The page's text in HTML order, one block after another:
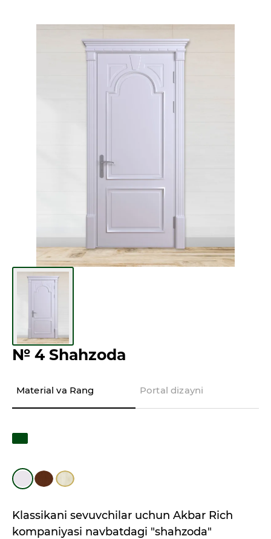
№ 4 Shahzoda
Material va Rang Portal dizayni
Klassikani sevuvchilar uchun Akbar Rich
kompaniyasi navbatdagi "shahzoda"